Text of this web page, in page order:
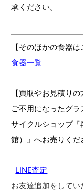
承ください。
【そのほかの食器は
食器一覧
【買取やお見積りの
ご不用になったグ
サイクルショップ
館）』へお売りくだ
LINE査定
お友達追加をして